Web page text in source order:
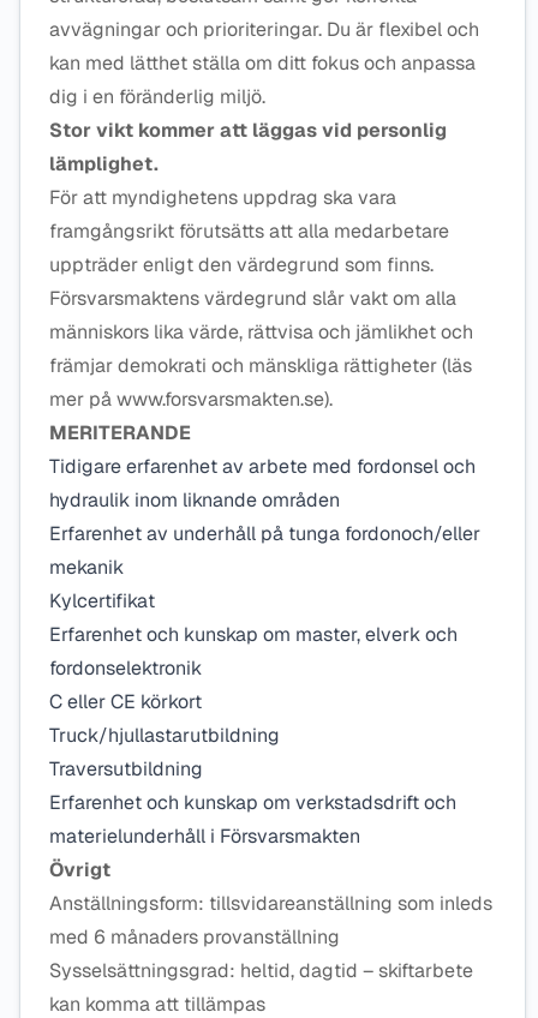
avvägningar och prioriteringar. Du är flexibel och
kan med lätthet ställa om ditt fokus och anpassa
dig i en föränderlig miljö.
Stor vikt kommer att läggas vid personlig
lämplighet.
För att myndighetens uppdrag ska vara
framgångsrikt förutsätts att alla medarbetare
uppträder enligt den värdegrund som finns.
Försvarsmaktens värdegrund slår vakt om alla
människors lika värde, rättvisa och jämlikhet och
främjar demokrati och mänskliga rättigheter (läs
mer på www.forsvarsmakten.se).
MERITERANDE
Tidigare erfarenhet av arbete med fordonsel och
hydraulik inom liknande områden
Erfarenhet av underhåll på tunga fordonoch/eller
mekanik
Kylcertifikat
Erfarenhet och kunskap om master, elverk och
fordonselektronik
C eller CE körkort
Truck/hjullastarutbildning
Traversutbildning
Erfarenhet och kunskap om verkstadsdrift och
materielunderhåll i Försvarsmakten
Övrigt
Anställningsform: tillsvidareanställning som inleds
med 6 månaders provanställning
Sysselsättningsgrad: heltid, dagtid – skiftarbete
kan komma att tillämpas